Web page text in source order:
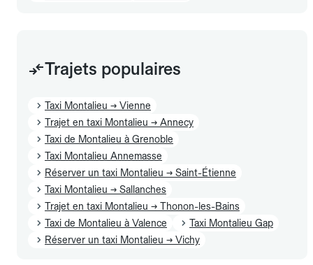
Trajets populaires
Taxi Montalieu → Vienne
Trajet en taxi Montalieu → Annecy
Taxi de Montalieu à Grenoble
Taxi Montalieu Annemasse
Réserver un taxi Montalieu → Saint-Étienne
Taxi Montalieu → Sallanches
Trajet en taxi Montalieu → Thonon-les-Bains
Taxi de Montalieu à Valence
Taxi Montalieu Gap
Réserver un taxi Montalieu → Vichy